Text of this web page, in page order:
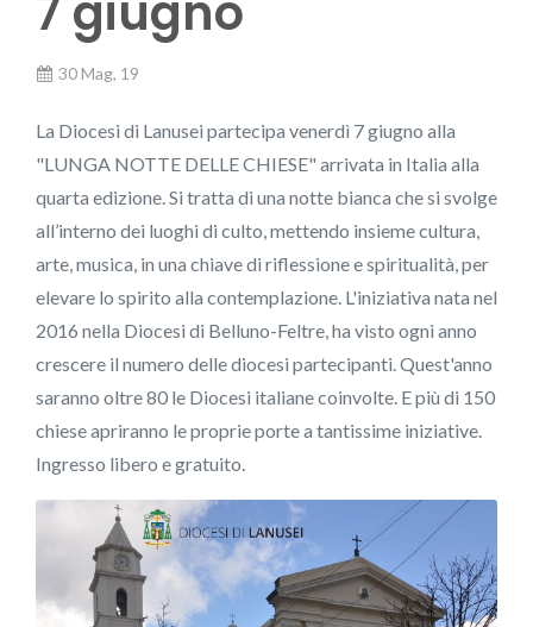
7 giugno
30 Mag, 19
La Diocesi di Lanusei partecipa venerdì 7 giugno alla
"LUNGA NOTTE DELLE CHIESE" arrivata in Italia alla
quarta edizione. Si tratta di una notte bianca che si svolge
all’interno dei luoghi di culto, mettendo insieme cultura,
arte, musica, in una chiave di riflessione e spiritualità, per
elevare lo spirito alla contemplazione. L'iniziativa nata nel
2016 nella Diocesi di Belluno-Feltre, ha visto ogni anno
crescere il numero delle diocesi partecipanti. Quest'anno
saranno oltre 80 le Diocesi italiane coinvolte. E più di 150
chiese apriranno le proprie porte a tantissime iniziative.
Ingresso libero e gratuito.